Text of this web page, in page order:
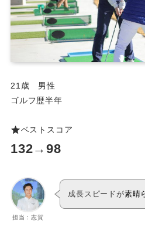
21歳 男性
ゴルフ歴半年
ベストスコア
132→98
担当：志賀
成長スピードが素晴